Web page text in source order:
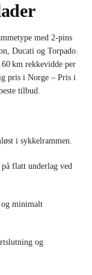
med 2‑pins
Ducati og Torpado.
km rekkevidde per
pris i Norge – Pris i
tilbud.
i sykkelrammen.
flatt underlag ved
minimalt
og